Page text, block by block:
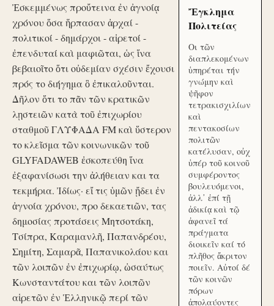
Ἐσκεμμένως προὔτεινα ἐν ἀγνοίᾳ
χρόνου ὅσα ἥρπασαν ἀρχαί -
πολιτικοί - δημάρχοι - αἱρετοί -
ἐπενδυταί καὶ μαφιῶται, ὡς ἵνα
βεβαιοῖτο ὅτι οὐδεμίαν σχέσιν ἔχουσι
πρός το διήγημα ὃ ἐπικαλοῦνται.
Δῆλον ὅτι το πᾶν τῶν κρατικῶν
λῃστειῶν κατὰ τοῦ ἐπιχωρίου
σταθμοῦ ΓΛΥΦΑΔΑ FM καὶ ὕστερον
το κλεῖσμα τῶν κοινωνικῶν τοῦ
GLYFADAWEB ἐσκοπεύθη ἵνα
ἐξαφανίσωσι την ἀλήθειαν και τα
τεκμήρια. Ἰδίως· εἴ τις ὑμῶν ᾔδει ἐν
ἀγνοία χρόνου, προ δεκαετιῶν, τας
δημοσίας προτάσεις Μητσοτάκη,
Τσίπρα, Καραμανλῆ, Παπανδρέου,
Σημίτη, Σαμαρᾶ, Παπανικολάου και
τῶν λοιπῶν ἐν ἐπιχωρίῳ, ὡσαύτως
Κωνσταντάτου και τῶν λοιπῶν
αἱρετῶν ἐν Ἑλληνικῷ περί τῶν
Ἔγκλημα
Πολιτείας
Οι τῶν
διαπλεκομένων
ὑπηρέται τήν
γνώμην καὶ
ψῆφον
τετρακισχιλίων
καὶ
πεντακοσίων
πολιτῶν
κατέλυσαν, οὐχ
ὑπέρ τοῦ κοινοῦ
συμφέροντος
βουλευόμενοι,
ἀλλ᾽ ἐπί τῇ
ἀδικίᾳ καὶ τῷ
ἀφανεῖ τά
πράγματα
διοικεῖν καί τό
πλῆθος ἄκριτον
ποιεῖν. Αὐτοί δέ
τῶν κοινῶν
πόρων
ἀπολαύοντες